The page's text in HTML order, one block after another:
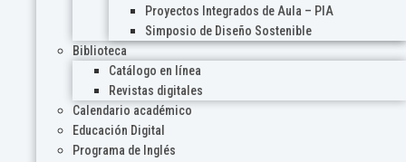
Proyectos Integrados de Aula – PIA
Simposio de Diseño Sostenible
Biblioteca
Catálogo en línea
Revistas digitales
Calendario académico
Educación Digital
Programa de Inglés